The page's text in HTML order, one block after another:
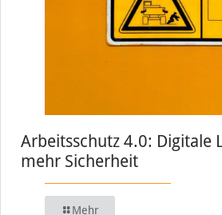
Arbeitsschutz 4.0: Digitale
mehr Sicherheit
Mehr